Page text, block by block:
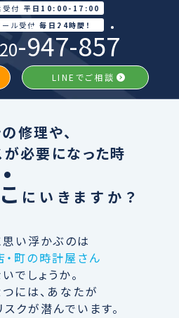
受付 平日10:00-17:00
ール受付 毎日24時間！
-947-857
LINEでご相談
修理や、
が必要になった時
こ にいきますか？
い浮かぶのは
町の時計屋さん
でしょうか。
には、あなたが
クが潜んでいます。